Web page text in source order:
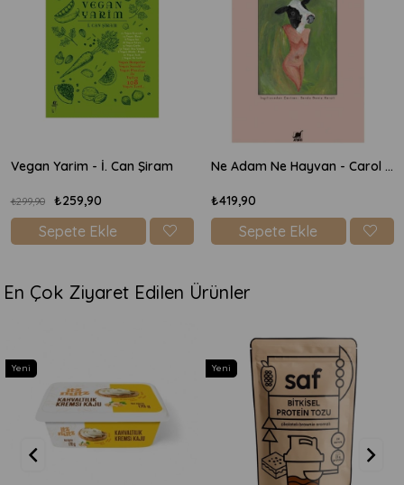
İ. Can Şiram Ne Adam Ne Hayvan - Carol J Adams
Sepete Ekle
Vegan Yarim
Sepete
En Çok Ziyaret Edilen Ürünler
Yeni Yeni